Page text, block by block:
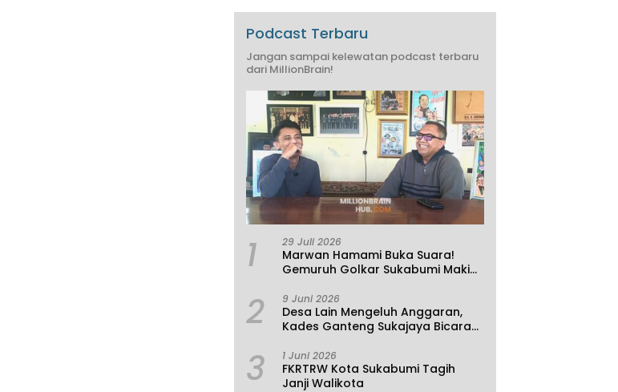
Podcast Terbaru
Jangan sampai kelewatan podcast terbaru
dari MillionBrain!
1 29 Juli 2026
Marwan Hamami Buka Suara!
Gemuruh Golkar Sukabumi Makin
Demokrasi yang Sedang Dikunci?
2 9 Juni 2026
Desa Lain Mengeluh Anggaran,
Kades Ganteng Sukajaya Bicara
3 1 Juni 2026
FKRTRW Kota Sukabumi Tagih
Janji Walikota